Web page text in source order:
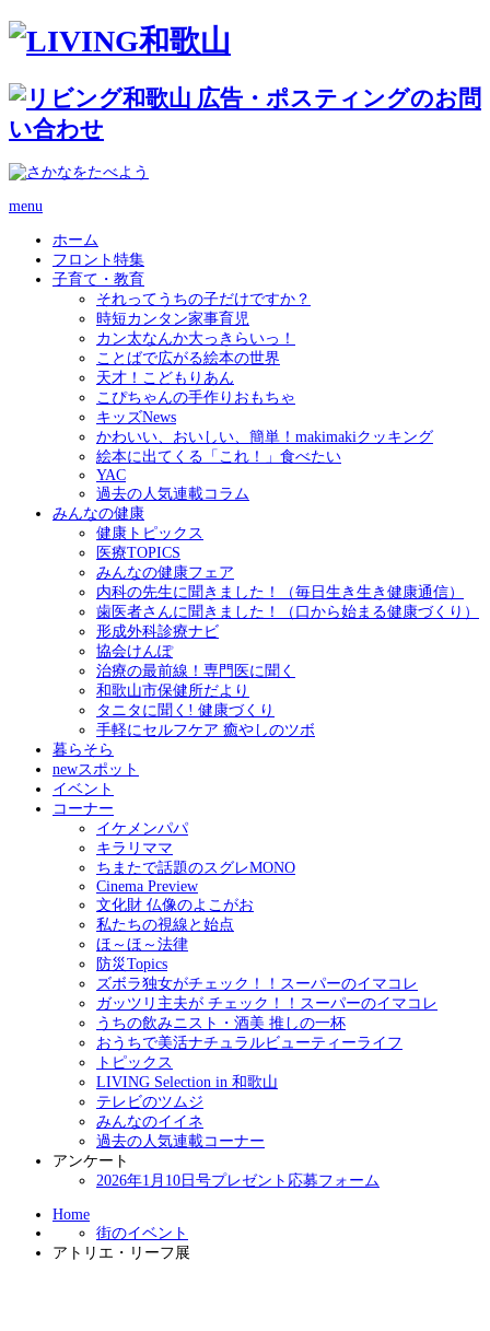
menu
ホーム
フロント特集
子育て・教育
それってうちの子だけですか？
時短カンタン家事育児
カン太なんか大っきらいっ！
ことばで広がる絵本の世界
天才！こどもりあん
こぴちゃんの手作りおもちゃ
キッズNews
かわいい、おいしい、簡単！makimakiクッキング
絵本に出てくる「これ！」食べたい
YAC
過去の人気連載コラム
みんなの健康
健康トピックス
医療TOPICS
みんなの健康フェア
内科の先生に聞きました！（毎日生き生き健康通信）
歯医者さんに聞きました！（口から始まる健康づくり）
形成外科診療ナビ
協会けんぽ
治療の最前線！専門医に聞く
和歌山市保健所だより
タニタに聞く! 健康づくり
手軽にセルフケア 癒やしのツボ
暮らそら
newスポット
イベント
コーナー
イケメンパパ
キラリママ
ちまたで話題のスグレMONO
Cinema Preview
文化財 仏像のよこがお
私たちの視線と始点
ほ～ほ～法律
防災Topics
ズボラ独女がチェック！！スーパーのイマコレ
ガッツリ主夫が チェック！！スーパーのイマコレ
うちの飲みニスト・酒美 推しの一杯
おうちで美活ナチュラルビューティーライフ
トピックス
LIVING Selection in 和歌山
テレビのツムジ
みんなのイイネ
過去の人気連載コーナー
アンケート
2026年1月10日号プレゼント応募フォーム
Home
街のイベント
アトリエ・リーフ展